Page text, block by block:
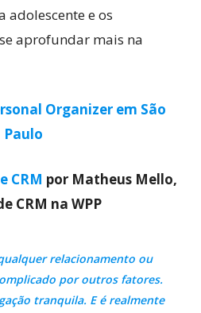
adolescente e os
aprofundar mais na
Organizer em São
Paulo
CRM por Matheus Mello,
CRM na WPP
relacionamento ou
por outros fatores.
tranquila. E é realmente